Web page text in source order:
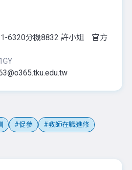
6320分機8832 許小姐 官方
促參
教師在職進修